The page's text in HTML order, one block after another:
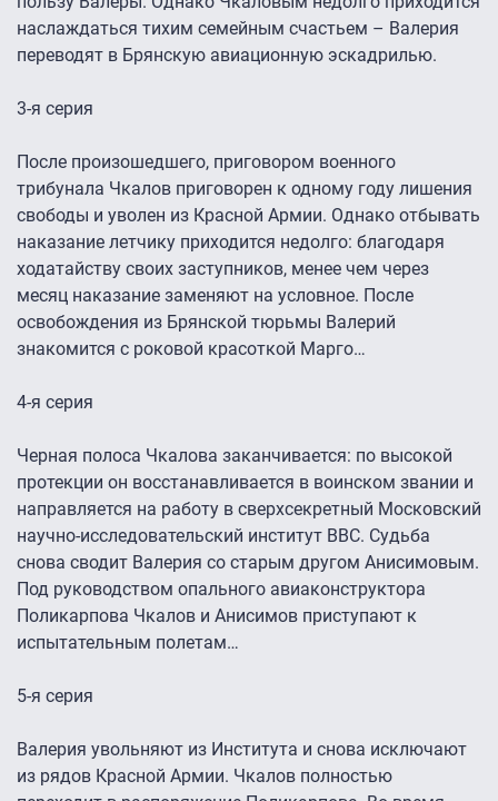
наслаждаться тихим семейным счастьем – Валерия
переводят в Брянскую авиационную эскадрилью.
3-я серия
После произошедшего, приговором военного
трибунала Чкалов приговорен к одному году лишения
свободы и уволен из Красной Армии. Однако отбывать
наказание летчику приходится недолго: благодаря
ходатайству своих заступников, менее чем через
месяц наказание заменяют на условное. После
освобождения из Брянской тюрьмы Валерий
знакомится с роковой красоткой Марго…
4-я серия
Черная полоса Чкалова заканчивается: по высокой
протекции он восстанавливается в воинском звании и
направляется на работу в сверхсекретный Московский
научно-исследовательский институт ВВС. Судьба
снова сводит Валерия со старым другом Анисимовым.
Под руководством опального авиаконструктора
Поликарпова Чкалов и Анисимов приступают к
испытательным полeтам…
5-я серия
Валерия увольняют из Института и снова исключают
из рядов Красной Армии. Чкалов полностью